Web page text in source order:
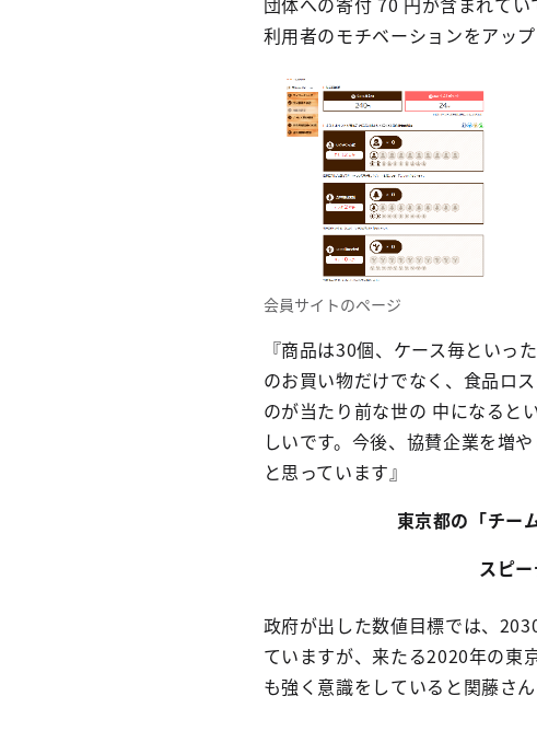
利用者のモチベーションをアップ
会員サイトのページ
『商品は30個、ケース毎といっ
のお買い物だけでなく、食品ロ
のが当たり前な世の 中になると
しいです。今後、協賛企業を増
と思っています』
東京都の「チー
スピ
政府が出した数値目標では、
ていますが、来たる2020年の東
も強く意識をしていると関藤さん